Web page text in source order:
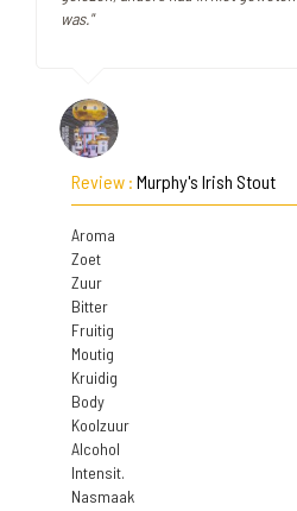
was."
Review : Murphy's Irish Stout
Aroma
Zoet
Zuur
Bitter
Fruitig
Moutig
Kruidig
Body
Koolzuur
Alcohol
Intensit.
Nasmaak